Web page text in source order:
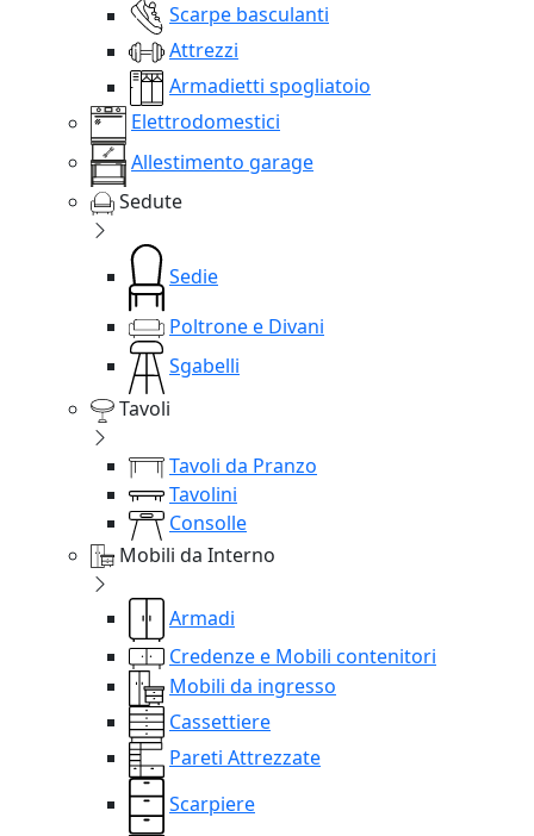
Scarpe basculanti
Attrezzi
Armadietti spogliatoio
Elettrodomestici
Allestimento garage
Sedute
Sedie
Poltrone e Divani
Sgabelli
Tavoli
Tavoli da Pranzo
Tavolini
Consolle
Mobili da Interno
Armadi
Credenze e Mobili contenitori
Mobili da ingresso
Cassettiere
Pareti Attrezzate
Scarpiere